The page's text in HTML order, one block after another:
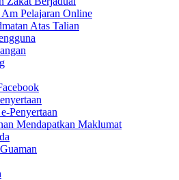
Am Pelajaran Online
Atas Talian
Penyertaan
Mendapatkan Maklumat